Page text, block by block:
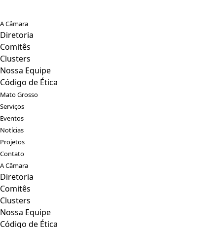
A Câmara
Diretoria
Comitês
Clusters
Nossa Equipe
Código de Ética
Mato Grosso
Serviços
Eventos
Notícias
Projetos
Contato
A Câmara
Diretoria
Comitês
Clusters
Nossa Equipe
Código de Ética